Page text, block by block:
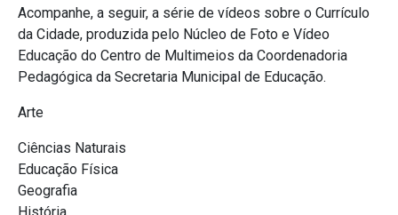
Acompanhe, a seguir, a série de vídeos sobre o Currículo
da Cidade, produzida pelo Núcleo de Foto e Vídeo
Educação do Centro de Multimeios da Coordenadoria
Pedagógica da Secretaria Municipal de Educação.
Arte
Ciências Naturais
Educação Física
Geografia